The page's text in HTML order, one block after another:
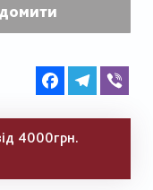
FacebookTelegram
4000грн.